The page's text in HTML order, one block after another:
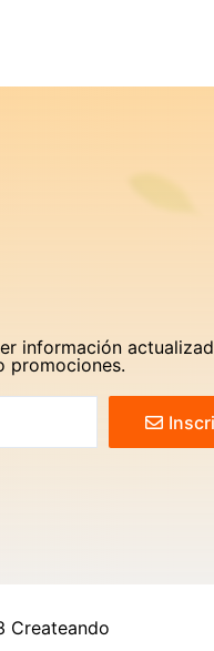
información
promociones.